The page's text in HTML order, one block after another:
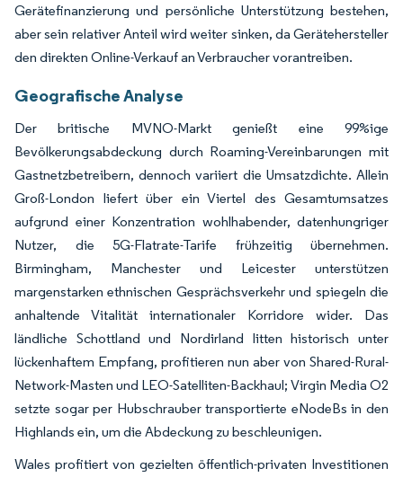
Gerätefinanzierung und persönliche Unterstützung bestehen,
aber sein relativer Anteil wird weiter sinken, da Gerätehersteller
den direkten Online-Verkauf an Verbraucher vorantreiben.
Geografische Analyse
Der britische MVNO-Markt genießt eine 99%ige
Bevölkerungsabdeckung durch Roaming-Vereinbarungen mit
Gastnetzbetreibern, dennoch variiert die Umsatzdichte. Allein
Groß-London liefert über ein Viertel des Gesamtumsatzes
aufgrund einer Konzentration wohlhabender, datenhungriger
Nutzer, die 5G-Flatrate-Tarife frühzeitig übernehmen.
Birmingham, Manchester und Leicester unterstützen
margenstarken ethnischen Gesprächsverkehr und spiegeln die
anhaltende Vitalität internationaler Korridore wider. Das
ländliche Schottland und Nordirland litten historisch unter
lückenhaftem Empfang, profitieren nun aber von Shared-Rural-
Network-Masten und LEO-Satelliten-Backhaul; Virgin Media O2
setzte sogar per Hubschrauber transportierte eNodeBs in den
Highlands ein, um die Abdeckung zu beschleunigen.
Wales profitiert von gezielten öffentlich-privaten Investitionen